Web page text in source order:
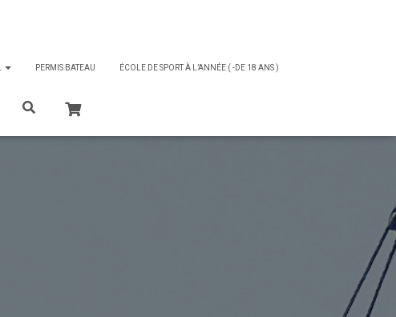
PERMIS BATEAU ÉCOLE DE SPORT À L’ANNÉE ( -DE 18 ANS )